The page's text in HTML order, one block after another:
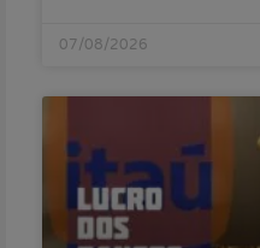
07/08/2026